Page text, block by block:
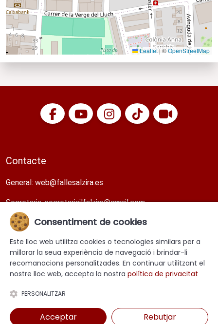
Leaflet |©OpenStreetMap
Contacte
General: web@fallesalzira.es​
Secretaria:secretariajlfalzira@gmail.com​
Direcció
Carrer Faustí Blasco 11, tercera planta. Alzira. València.
Avis Legal Política de privacitat Política de cookies fallesalzira.es
Consentiment de cookies
Este lloc web utilitza cookies o tecnologies similars per a
millorar la seua experiència de navegació i brindar-li
recomanacions personalitzades. En continuar utilitzant el
nostre lloc web, accepta la nostra política de privacitat
PERSONALITZAR
Acceptar Rebutjar